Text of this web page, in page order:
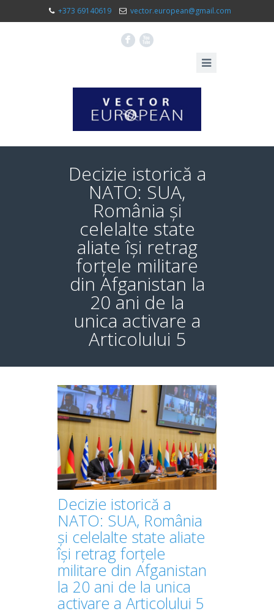
+373 69140619 vector.european@gmail.com
F X
Decizie istorică a
NATO: SUA,
România și
celelalte state
aliate își retrag
forțele militare
din Afganistan la
20 ani de la
unica activare a
Articolului 5
Decizie istorică a
NATO: SUA, România
și celelalte state aliate
își retrag forțele
militare din Afganistan
la 20 ani de la unica
activare a Articolului 5